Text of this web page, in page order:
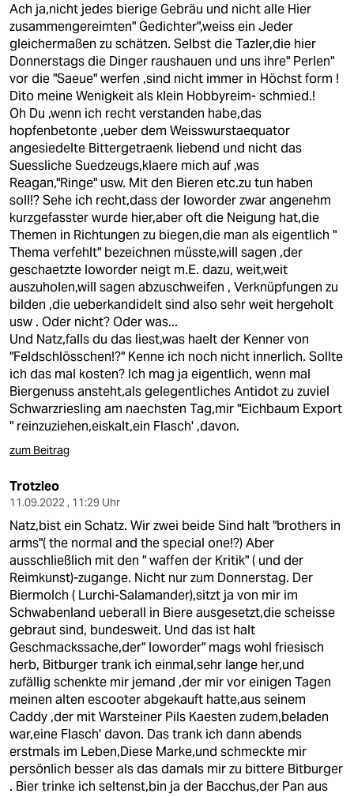
Ach ja,nicht jedes bierige Gebräu und nicht alle Hier
zusammengereimten" Gedichter",weiss ein Jeder
gleichermaßen zu schätzen. Selbst die Tazler,die hier
Donnerstags die Dinger raushauen und uns ihre" Perlen"
vor die "Saeue" werfen ,sind nicht immer in Höchst form !
Dito meine Wenigkeit als klein Hobbyreim- schmied.!
Oh Du ,wenn ich recht verstanden habe,das
hopfenbetonte ,ueber dem Weisswurstaequator
angesiedelte Bittergetraenk liebend und nicht das
Suessliche Suedzeugs,klaere mich auf ,was
Reagan,"Ringe" usw. Mit den Bieren etc.zu tun haben
soll!? Sehe ich recht,dass der loworder zwar angenehm
kurzgefasster wurde hier,aber oft die Neigung hat,die
Themen in Richtungen zu biegen,die man als eigentlich "
Thema verfehlt" bezeichnen müsste,will sagen ,der
geschaetzte loworder neigt m.E. dazu, weit,weit
auszuholen,will sagen abzuschweifen , Verknüpfungen zu
bilden ,die ueberkandidelt sind also sehr weit hergeholt
usw . Oder nicht? Oder was...
Und Natz,falls du das liest,was haelt der Kenner von
"Feldschlösschen!?" Kenne ich noch nicht innerlich. Sollte
ich das mal kosten? Ich mag ja eigentlich, wenn mal
Biergenuss ansteht,als gelegentliches Antidot zu zuviel
Schwarzriesling am naechsten Tag,mir "Eichbaum Export
" reinzuziehen,eiskalt,ein Flasch' ,davon.
zum Beitrag
Trotzleo
11.09.2022 , 11:29 Uhr
Natz,bist ein Schatz. Wir zwei beide Sind halt "brothers in
arms"( the normal and the special one!?) Aber
ausschließlich mit den " waffen der Kritik" ( und der
Reimkunst)-zugange. Nicht nur zum Donnerstag. Der
Biermolch ( Lurchi-Salamander),sitzt ja von mir im
Schwabenland ueberall in Biere ausgesetzt,die scheisse
gebraut sind, bundesweit. Und das ist halt
Geschmackssache,der" loworder" mags wohl friesisch
herb, Bitburger trank ich einmal,sehr lange her,und
zufällig schenkte mir jemand ,der mir vor einigen Tagen
meinen alten escooter abgekauft hatte,aus seinem
Caddy ,der mit Warsteiner Pils Kaesten zudem,beladen
war,eine Flasch' davon. Das trank ich dann abends
erstmals im Leben,Diese Marke,und schmeckte mir
persönlich besser als das damals mir zu bittere Bitburger
. Bier trinke ich seltenst,bin ja der Bacchus,der Pan aus